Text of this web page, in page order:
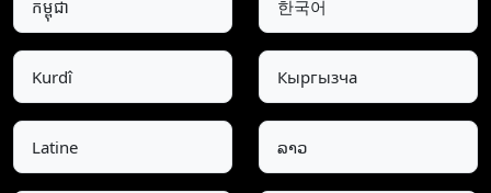
កម្ពុជា 한국어
Kurdî Кыргызча
Latine ລາວ